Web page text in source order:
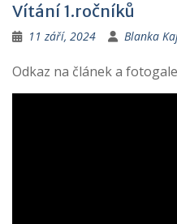
Vítání 1.ročníků
11 září, 2024 Blanka
Odkaz na článek a